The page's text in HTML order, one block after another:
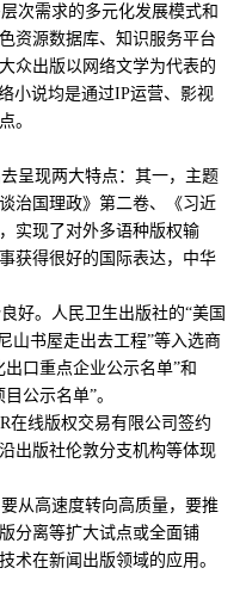
次需求的多元化发展模式和
资源数据库、知识服务平台
众出版以网络文学为代表的
小说均是通过IP运营、影视
。
呈现两大特点：其一，主题
治国理政》第二卷、《习近
实现了对外多语种版权输
获得很好的国际表达，中华
好。人民卫生出版社的“美国
山书屋走出去工程”等入选商
口重点企业公示名单”和
公示名单”。
线版权交易有限公司签约
出版社伦敦分支机构等体现
从高速度转向高质量，要推
分离等扩大试点或全面铺
术在新闻出版领域的应用。